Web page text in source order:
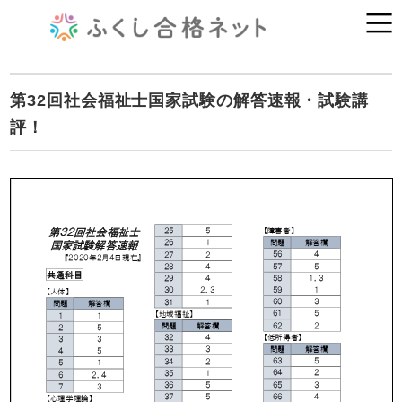
第32回社会福祉士国家試験の解答速報・試験講
評！